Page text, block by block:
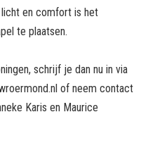
en comfort is het
te plaatsen.
schrijf je dan nu in via
of neem contact
Karis en Maurice